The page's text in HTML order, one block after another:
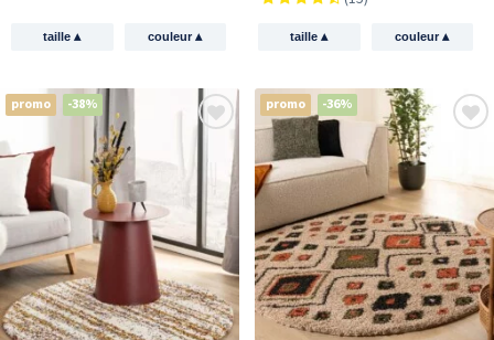
taille▴ couleur▴ taille▴ couleur▴
promo -38% promo -36%